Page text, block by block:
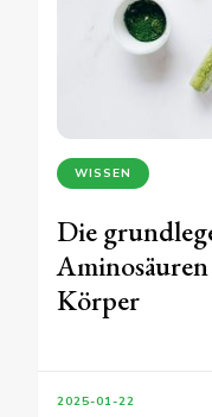
WISSEN
Die
Körper
2025-01-22